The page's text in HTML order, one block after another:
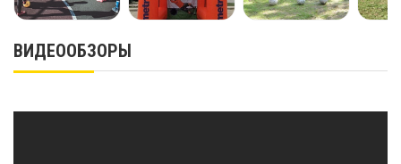
ВИДЕООБЗОРЫ